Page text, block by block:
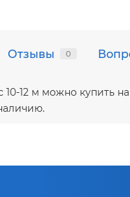
Отзывы 0
10-12 м можно